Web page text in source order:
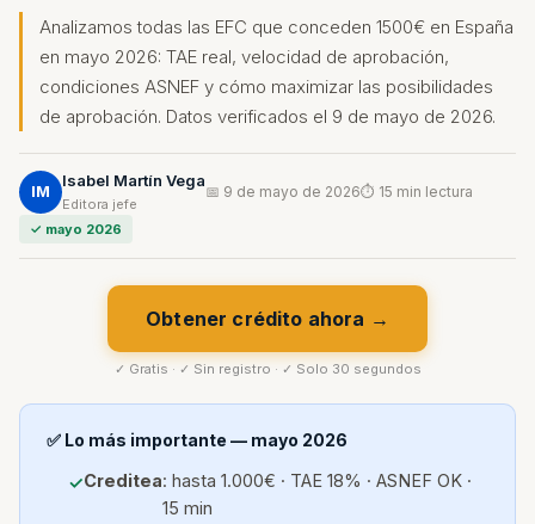
Analizamos todas las EFC que conceden 1500€ en España
en mayo 2026: TAE real, velocidad de aprobación,
condiciones ASNEF y cómo maximizar las posibilidades
de aprobación. Datos verificados el 9 de mayo de 2026.
IM
Isabel Martín Vega
Editora jefe
📅 9 de mayo de 2026⏱ 15 min lectura
✓ mayo 2026
Obtener crédito ahora →
✓ Gratis · ✓ Sin registro · ✓ Solo 30 segundos
✅ Lo más importante — mayo 2026
Creditea: hasta 1.000€ · TAE 18% · ASNEF OK ·
15 min